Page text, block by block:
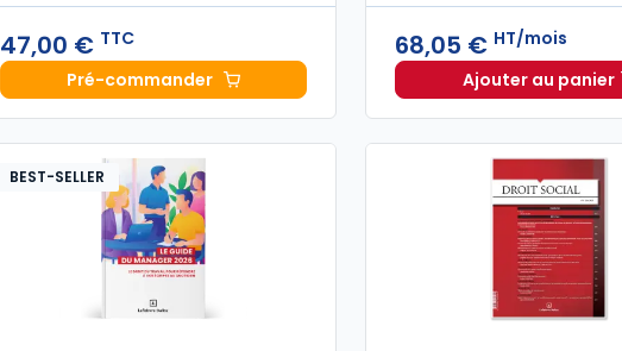
47,00 € TTC
Pré-commanderCode du travail annoté, Édition limitée 2026-2027 à
68,05 € HT/mois
Ajouter au panier
Guide
BEST-SELLER